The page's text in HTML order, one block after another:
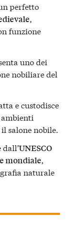
perfetto
,
funzione
uno dei
nobiliare del
e custodisce
ambienti
salone nobile.
UNESCO
mondiale,
naturale